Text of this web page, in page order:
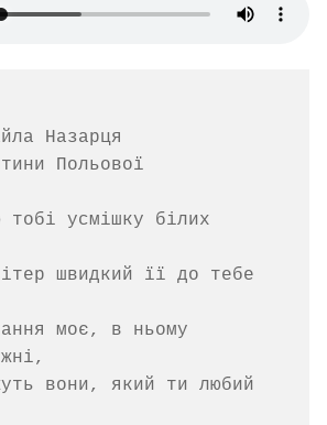
Назарця
Польової
тобі усмішку білих
швидкий її до тебе
моє, в ньому
вони, який ти любий